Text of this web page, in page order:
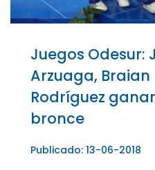
Juegos Odesur:
Arzuaga,
Rodríguez
bronce
Publicado: 13-06-2018